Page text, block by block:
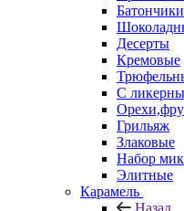
Батончики
Десерты
Кремовые
С
Грильяж
Злаковые
Набор
Элитные
Карамель
Назад